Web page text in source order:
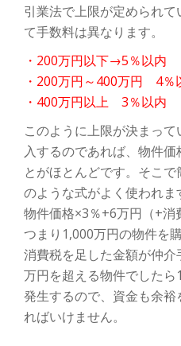
引業法で上限が定められ
て手数料は異なります。
・200万円以下→5％以内
・200万円～400万円 4％
・400万円以上 3％以内
このように上限が決まっ
入するのであれば、物件
とがほとんどです。そこ
のような式がよく使われま
物件価格×3％+6万円（+消
つまり1,000万円の物件を
消費税を足した金額が仲
万円を超える物件でした
発生するので、資金も余
ればいけません。